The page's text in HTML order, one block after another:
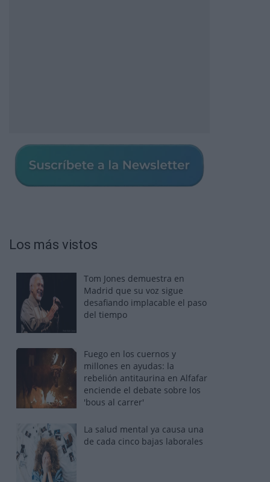
Los más vistos
Tom Jones demuestra en
Madrid que su voz sigue
desafiando implacable el paso
del tiempo
Fuego en los cuernos y
millones en ayudas: la
rebelión antitaurina en Alfafar
enciende el debate sobre los
'bous al carrer'
La salud mental ya causa una
de cada cinco bajas laborales